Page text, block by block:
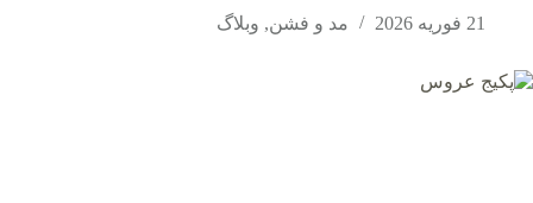
21 فوریه 2026
مد و فشن, وبلاگ